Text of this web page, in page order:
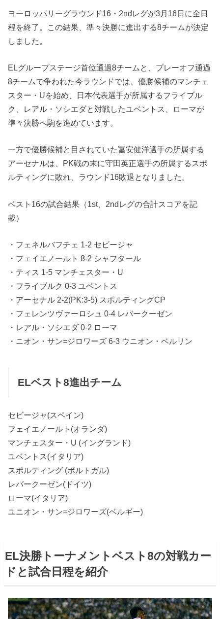
ヨーロッパリーグラウンド16・2ndレグが3月16日に全日
程を終了。この結果、準々決勝に進出する8チームが決定
しました。
ELグループステージ首位通過8チームと、プレーオフ通過
8チームで争われた今ラウンドでは、優勝候補のマンチェ
スター・Uを始め、日本代表選手が所属するフライブル
ク、レアル・ソシエダと対戦したユベントス、ローマが
準々決勝へ駒を進めています。
一方で優勝候補と目されていた冨安健洋選手の所属する
アーセナルは、PK戦の末に守田英正選手の所属するスポ
ルティングに敗れ、ラウンド16敗退となりました。
ベスト16の試合結果（1st、2ndレグの合計スコアを記
載）
・フェネルバフチェ 1-2 セビージャ
・フェイエノールト 8-2 シャフタール
・ティス 1-5 マンチェスター・U
・フライブルク 0-3 ユベントス
・アーセナル 2-2(PK:3-5) スポルティングCP
・フェレンツヴァーロシュ 0-4 レバークーゼン
・レアル・ソシエダ 0-2 ローマ
・ニオン・サン=ジロワーズ 6-3 ウニオン・ベルリン
ELベスト8進出チーム
セビージャ(スペイン)
フェイエノールト(オランダ)
マンチェスター・U (イングランド)
ユベントス(イタリア)
スポルティング (ポルトガル)
レバークーゼン(ドイツ)
ローマ(イタリア)
ユニオン・サン=ジロワーズ(ベルギー)
EL決勝トーナメントベスト8の対戦カー
ドと試合日程を紹介